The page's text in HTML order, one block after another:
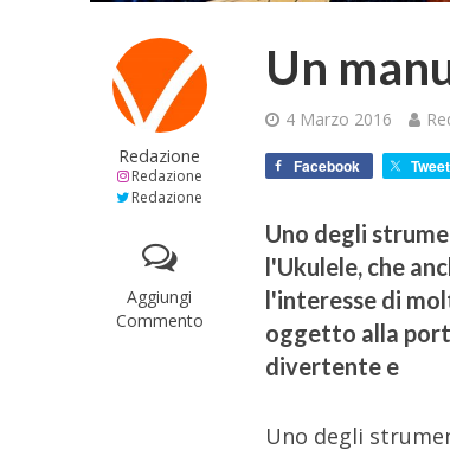
Redazione
Redazione
Redazione
Aggiungi
Commento
Un
4 Marzo 2016
Facebook Tweet
Uno degli
l'Ukulele, che
l'interesse di
oggetto alla
divertente e
Uno degli